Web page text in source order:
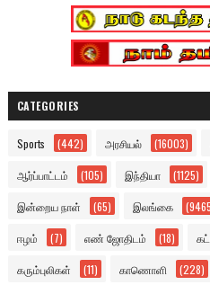
CATEGORIES
Sports (442) அரசியல் (16003)
ஆர்ப்பாட்டம் (105) இந்தியா (1125)
இன்றைய நாள் (65) இலங்கை
ஈழம் (7) எண் ஜோதிடம் (18)
கரும்புலிகள் (11) காணொளி (228)